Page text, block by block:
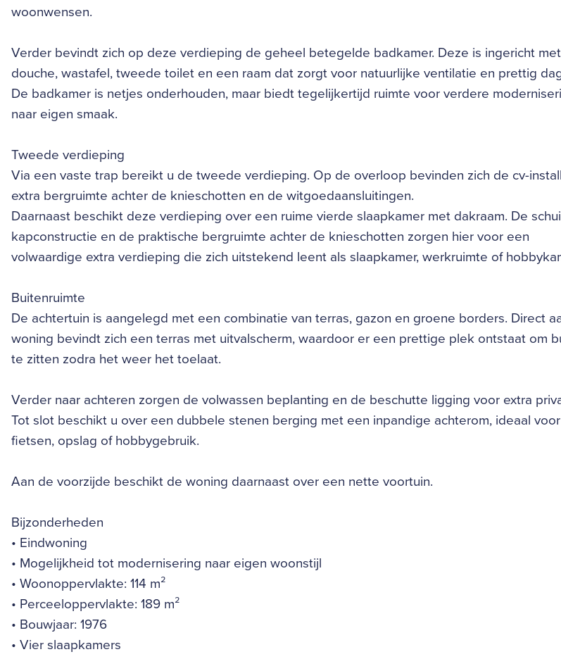
woonwensen.
Verder bevindt zich op deze verdieping de geheel betegelde badkamer. Deze is ingericht
douche, wastafel, tweede toilet en een raam dat zorgt voor natuurlijke ventilatie en prettig
De badkamer is netjes onderhouden, maar biedt tegelijkertijd ruimte voor verdere
naar eigen smaak.
Tweede verdieping
Via een vaste trap bereikt u de tweede verdieping. Op de overloop bevinden zich de cv-
extra bergruimte achter de knieschotten en de witgoedaansluitingen.
Daarnaast beschikt deze verdieping over een ruime vierde slaapkamer met dakraam. De
kapconstructie en de praktische bergruimte achter de knieschotten zorgen hier voor een
volwaardige extra verdieping die zich uitstekend leent als slaapkamer, werkruimte of
Buitenruimte
De achtertuin is aangelegd met een combinatie van terras, gazon en groene borders. Direct
woning bevindt zich een terras met uitvalscherm, waardoor er een prettige plek ontstaat om
te zitten zodra het weer het toelaat.
Verder naar achteren zorgen de volwassen beplanting en de beschutte ligging voor extra
Tot slot beschikt u over een dubbele stenen berging met een inpandige achterom, ideaal voor
fietsen, opslag of hobbygebruik.
Aan de voorzijde beschikt de woning daarnaast over een nette voortuin.
Bijzonderheden
• Eindwoning
• Mogelijkheid tot modernisering naar eigen woonstijl
• Woonoppervlakte: 114 m²
• Perceeloppervlakte: 189 m²
• Bouwjaar: 1976
• Vier slaapkamers